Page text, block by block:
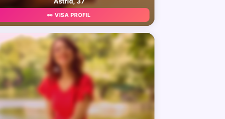
👀 VISA PROFIL